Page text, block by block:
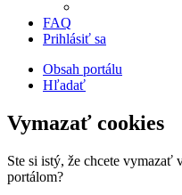
FAQ
Prihlásiť sa
Obsah portálu
Hľadať
Vymazať cookies
Ste si istý, že chcete vymazať
portálom?